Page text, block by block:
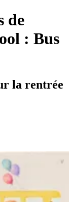
de
: Bus
la rentrée